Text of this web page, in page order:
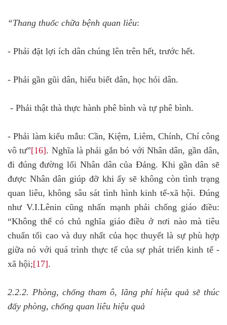
“Thang thuốc chữa bệnh quan liêu:
- Phải đặt lợi ích dân chúng lên trên hết, trước hết.
- Phải gần gũi dân, hiểu biết dân, học hỏi dân.
- Phải thật thà thực hành phê bình và tự phê bình.
- Phải làm kiểu mẫu: Cần, Kiệm, Liêm, Chính, Chí công
vô tư”[16]. Nghĩa là phải gắn bó với Nhân dân, gần dân,
đi đúng đường lối Nhân dân của Đảng. Khi gần dân sẽ
được Nhân dân giúp đỡ khi ấy sẽ không còn tình trạng
quan liêu, không sâu sát tình hình kinh tế-xã hội. Đúng
như V.I.Lênin cũng nhấn mạnh phải chống giáo điều:
“Không thể có chủ nghĩa giáo điều ở nơi nào mà tiêu
chuẩn tối cao và duy nhất của học thuyết là sự phù hợp
giữa nó với quá trình thực tế của sự phát triển kinh tế -
xã hội;[17].
2.2.2. Phòng, chống tham ô, lãng phí hiệu quả sẽ thúc
đẩy phòng, chống quan liêu hiệu quả